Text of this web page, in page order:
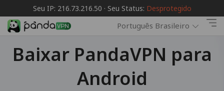
Seu IP: 216.73.216.50 · Seu Status: Desprotegido
Português Brasileiro
Baixar PandaVPN para
Android